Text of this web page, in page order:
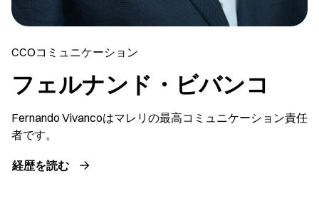
CCOコミュニケーション
フェルナンド・ビバンコ
Fernando Vivancoはマレリの最高コミュニケーション責任
者です。
経歴を読む